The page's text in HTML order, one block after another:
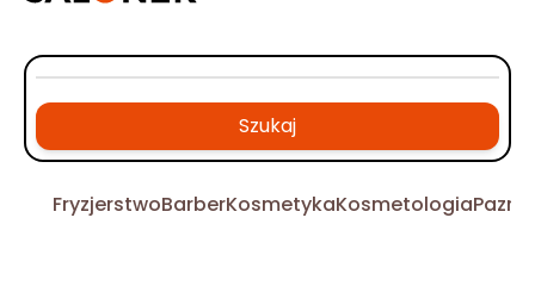
Szukaj
FryzjerstwoBarberKosmetykaKosmetologia